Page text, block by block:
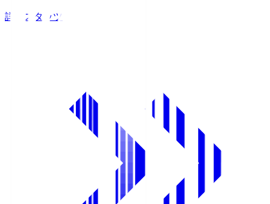
詳細スタッツ